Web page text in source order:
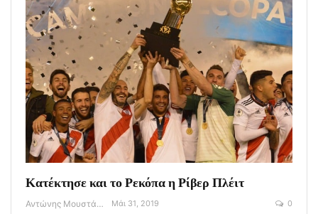
Κατέκτησε και το Ρεκόπα η Ρίβερ Πλέιτ
Αντώνης Μουστάκας Μάι 31, 2019 0